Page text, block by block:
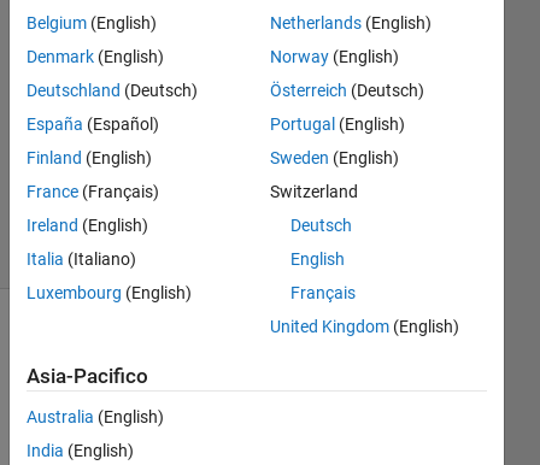
accettata
Aggiornato
29 Gen
13
Visualizzazioni
(30 giorni)
Belgium (English)
Denmark (English)
Deutschland (Deutsch)
España (Español)
Finland (English)
France (Français)
Ireland (English)
Italia (Italiano)
Luxembourg (English)
Netherlands(English)
Norway(English)
Österreich (Deutsch)
Portugal (English)
Sweden (English)
Switzerland
Deutsch
English
Français
United Kingdom(English)
Asia-Pacifico
Australia (English)
India (English)